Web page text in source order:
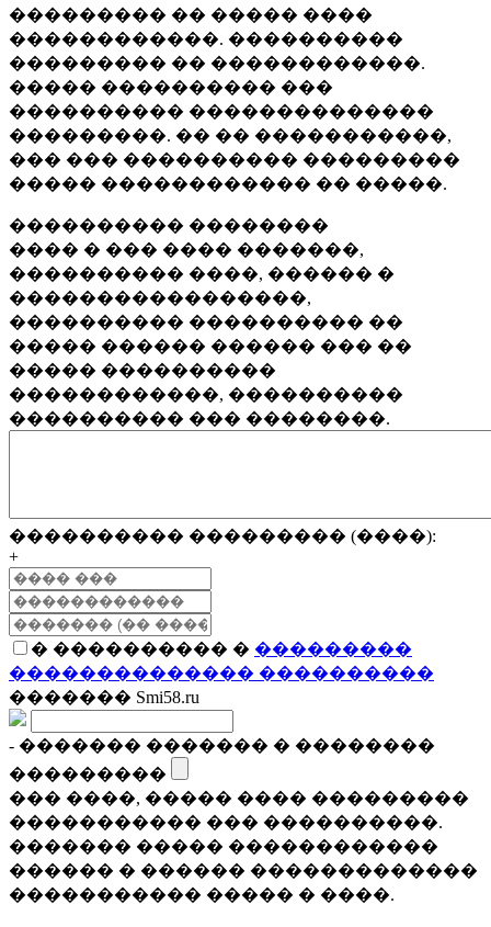
��������� �� ����� ����
������������. ����������
��������� �� ������������.
����� ���������� ���
���������� ��������������
���������. �� �� �����������,
��� ��� ���������� ���������
����� ������������ �� �����.
���������� ��������
���� � ��� ���� �������,
���������� ����, ������ �
�����������������,
���������� ���������� ��
����� ������ ������ ��� ��
����� ����������
������������, ����������
���������� ��� ��������.
���������� ��������� (����):
+
� ���������� � ���������
�������������� ����������
������� Smi58.ru
- ������� ������� � ��������
���������
��� ����, ����� ���� ���������
����������� ��� ����������.
������� ����� ������������
������ � ������ �������������
����������� ����� � ����.